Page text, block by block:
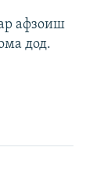
афзоиш
дод.